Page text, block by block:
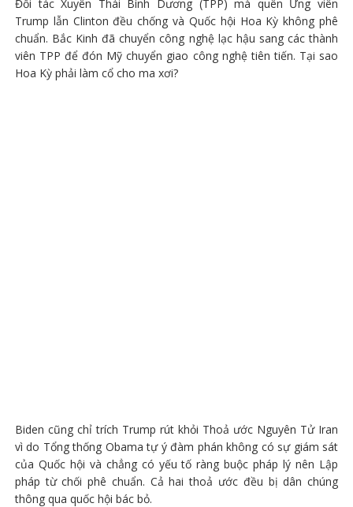
Đối tác Xuyên Thái Bình Dương (TPP) mà quên Ứng viên
Trump lẫn Clinton đều chống và Quốc hội Hoa Kỳ không phê
chuẩn. Bắc Kinh đã chuyển công nghệ lạc hậu sang các thành
viên TPP để đón Mỹ chuyển giao công nghệ tiên tiến. Tại sao
Hoa Kỳ phải làm cổ cho ma xơi?
Biden cũng chỉ trích Trump rút khỏi Thoả ước Nguyên Tử Iran
vì do Tổng thống Obama tự ý đàm phán không có sự giám sát
của Quốc hội và chẳng có yếu tố ràng buộc pháp lý nên Lập
pháp từ chối phê chuẩn. Cả hai thoả ước đều bị dân chúng
thông qua quốc hội bác bỏ.